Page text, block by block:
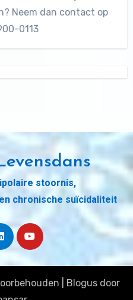
Neem dan contact op
0113
stoornis,
chronische suïcidaliteit
Blogusdoor